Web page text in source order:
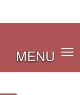
MENU